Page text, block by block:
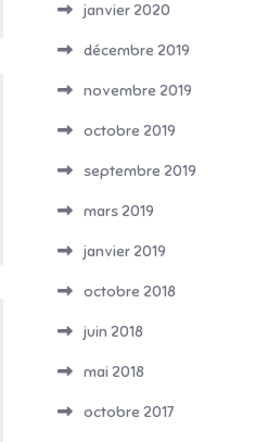
janvier 2020
décembre 2019
novembre 2019
octobre 2019
septembre 2019
mars 2019
janvier 2019
octobre 2018
juin 2018
mai 2018
octobre 2017